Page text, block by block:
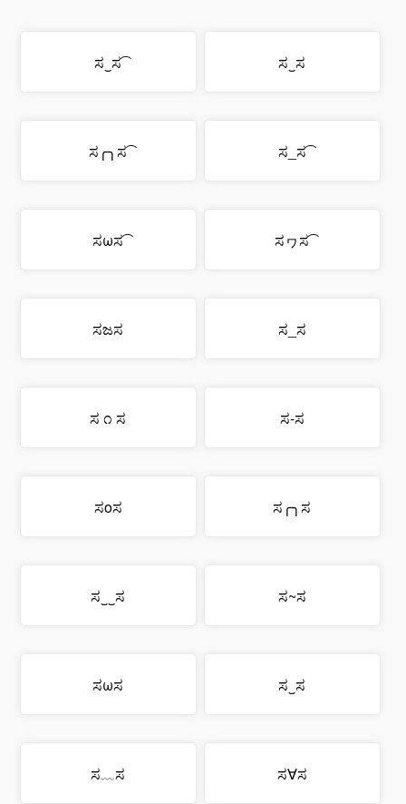
ಸ‿ಸ
͡ಸ‿ಸ
͡ಸ_ಸ
͡ಸ╭╮ಸ
͡ಸヮಸ
͡ಸωಸ
ಸ_ಸ
ಸಜಸ
ಸ-ಸ
ಸ ೧ ಸ
ಸ╭╮ಸ
ಸoಸ
ಸ~ಸ
ಸ‿‿ಸ
ಸ‿ಸ
ಸωಸ
ಸ∀ಸ
ಸ﹏ಸ